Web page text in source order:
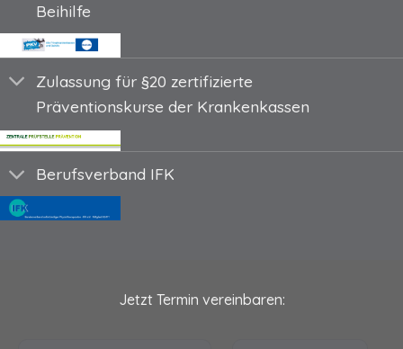
Beihilfe
Zulassung für §20 zertifizierte
Präventionskurse der Krankenkassen
Berufsverband IFK
Jetzt Termin vereinbaren: